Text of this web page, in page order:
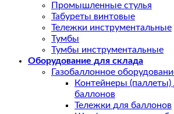
Промышленные стулья
Табуреты винтовые
Тележки инструментальные
Тумбы
Тумбы инструментальные
Оборудование для склада
Газобаллонное
Контейнеры (паллеты)
баллонов
Тележки для баллонов